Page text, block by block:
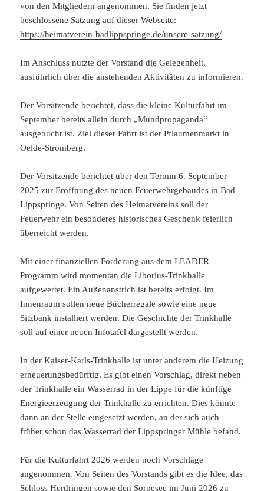
von den Mitgliedern angenommen. Sie finden jetzt
beschlossene Satzung auf dieser Webseite:
https://heimatverein-badlippspringe.de/unsere-satzung/
Im Anschluss nutzte der Vorstand die Gelegenheit,
ausführlich über die anstehenden Aktivitäten zu informieren.
Der Vorsitzende berichtet, dass die kleine Kulturfahrt im
September bereits allein durch „Mundpropaganda“
ausgebucht ist. Ziel dieser Fahrt ist der Pflaumenmarkt in
Oelde-Stromberg.
Der Vorsitzende berichtet über den Termin 6. September
2025 zur Eröffnung des neuen Feuerwehrgebäudes in Bad
Lippspringe. Von Seiten des Heimatvereins soll der
Feuerwehr ein besonderes historisches Geschenk feierlich
überreicht werden.
Mit einer finanziellen Förderung aus dem LEADER-
Programm wird momentan die Liborius-Trinkhalle
aufgewertet. Ein Außenanstrich ist bereits erfolgt. Im
Innenraum sollen neue Bücherregale sowie eine neue
Sitzbank installiert werden. Die Geschichte der Trinkhalle
soll auf einer neuen Infotafel dargestellt werden.
In der Kaiser-Karls-Trinkhalle ist unter anderem die Heizung
erneuerungsbedürftig. Es gibt einen Vorschlag, direkt neben
der Trinkhalle ein Wasserrad in der Lippe für die künftige
Energieerzeugung der Trinkhalle zu errichten. Dies könnte
dann an der Stelle eingesetzt werden, an der sich auch
früher schon das Wasserrad der Lippspringer Mühle befand.
Für die Kulturfahrt 2026 werden noch Vorschläge
angenommen. Von Seiten des Vorstands gibt es die Idee, das
Schloss Herdringen sowie den Sorpesee im Juni 2026 zu